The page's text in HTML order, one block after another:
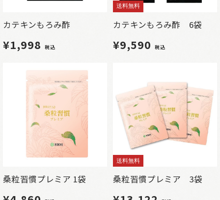
カテキンもろみ酢
¥1,998 税込
送料無料
カテキンもろみ酢 6袋
¥9,590 税込
桑粒習慣プレミア 1袋
送料無料
桑粒習慣プレミア 3袋